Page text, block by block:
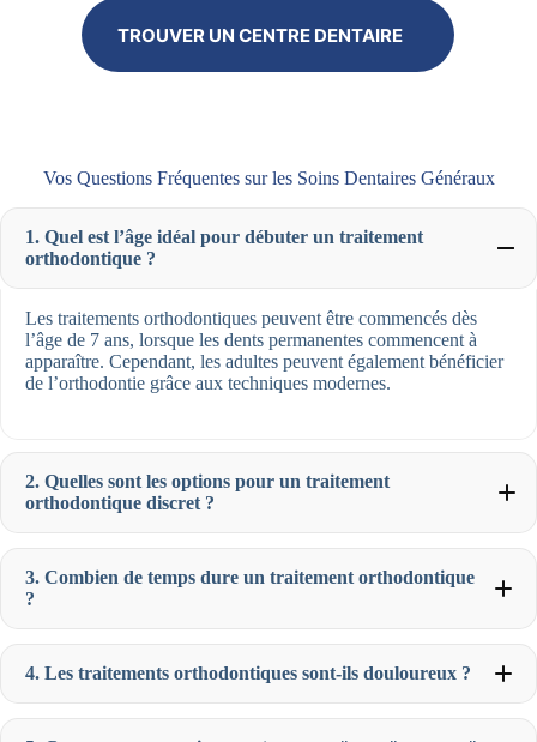
TROUVER UN CENTRE DENTAIRE
Vos Questions Fréquentes sur les Soins Dentaires Généraux
1. Quel est l’âge idéal pour débuter un traitement
orthodontique ?
Les traitements orthodontiques peuvent être commencés dès
l’âge de 7 ans, lorsque les dents permanentes commencent à
apparaître. Cependant, les adultes peuvent également bénéficier
de l’orthodontie grâce aux techniques modernes.
2. Quelles sont les options pour un traitement
orthodontique discret ?
3. Combien de temps dure un traitement orthodontique
?
4. Les traitements orthodontiques sont-ils douloureux ?